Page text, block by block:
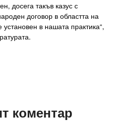
досега такъв казус с
договор в областта на
в нашата практика“,
коментар